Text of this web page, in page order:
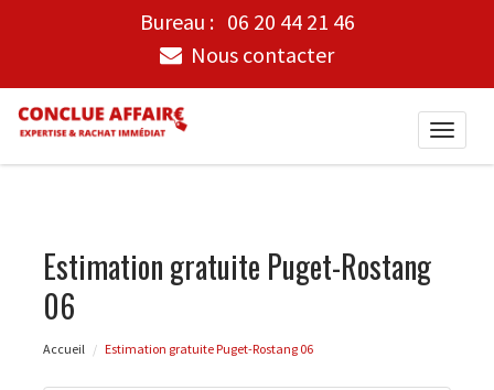
Bureau : 06 20 44 21 46
Nous contacter
Toggle
Estimation gratuite Puget-Rostang
06
Accueil Estimation gratuite Puget-Rostang 06